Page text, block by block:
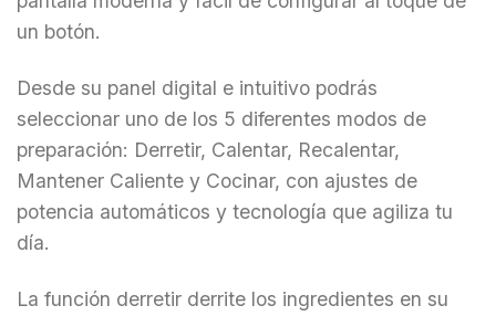
un botón.
Desde su panel digital e intuitivo podrás
seleccionar uno de los 5 diferentes modos de
preparación: Derretir, Calentar, Recalentar,
Mantener Caliente y Cocinar, con ajustes de
potencia automáticos y tecnología que agiliza tu
día.
La función derretir derrite los ingredientes en su